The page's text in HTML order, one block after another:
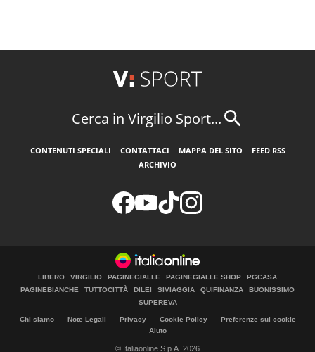
Cerca in Virgilio Sport...
CONTENUTI SPECIALI CONTATTACI MAPPA DEL SITO
FEED RSS
ARCHIVIO
LIBERO VIRGILIO PAGINEGIALLE PAGINEGIALLE SHOP
PGCASA
PAGINEBIANCHE
TUTTOCITTÀ DILEI SIVIAGGIA QUIFINANZA
BUONISSIMO
SUPEREVA
Chi siamo Note Legali Privacy Cookie Policy
Preferenze sui cookie
Aiuto
© Italiaonline S.p.A. 2026